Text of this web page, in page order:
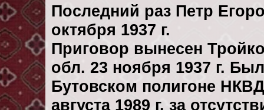
Последний раз Петр
октября 1937 г.
Приговор вынесен
обл. 23 ноября 1937 г.
Бутовском полигоне
августа 1989 г. за